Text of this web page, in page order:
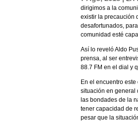
dirigimos a la
existir la precaución
desafortunados,
comunidad esté
Así lo reveló Aldo
prensa, al ser
88.7 FM en el dial y
En el encuentro
situación en general
las bondades de la
tener capacidad de
pesar que la